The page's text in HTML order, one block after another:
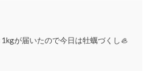
が届いたので今日は牡蠣づくし🦪